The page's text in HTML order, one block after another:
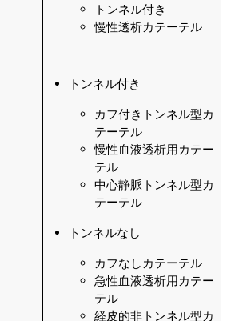
トンネル付き
慢性透析カテーテル
トンネル付き
カフ付きトンネル型カ
テーテル
慢性血液透析用カテー
テル
中心静脈トンネル型カ
テーテル
トンネルなし
カフなしカテーテル
急性血液透析用カテー
テル
経皮的非トンネル型カ